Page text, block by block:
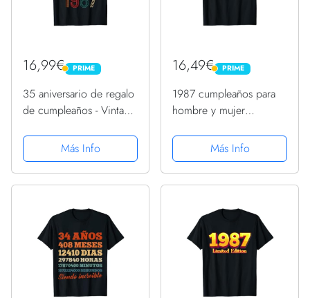
16,99€ PRIME
PRIME
35 aniversario de regalo
de cumpleaños - Vintage
Más Info
16,49€ PRIME
PRIME
1987 cumpleaños para
hombre y mujer
Más Info